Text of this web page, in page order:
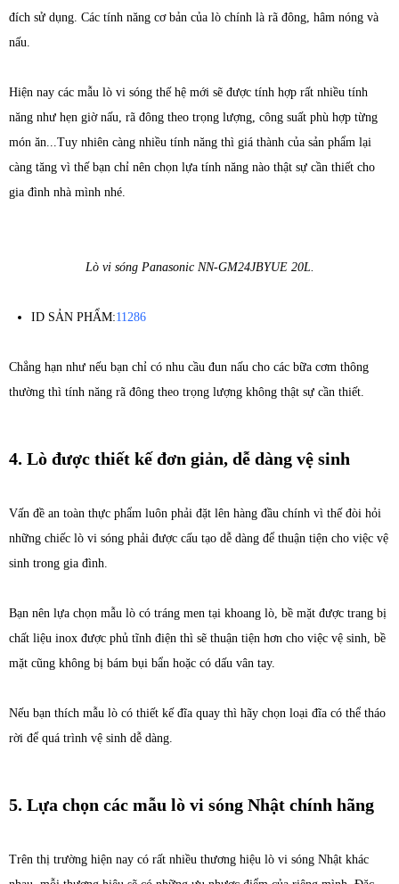
đích sử dụng. Các tính năng cơ bản của lò chính là rã đông, hâm nóng và
nấu.
Hiện nay các mẫu lò vi sóng thế hệ mới sẽ được tính hợp rất nhiều tính
năng như hẹn giờ nấu, rã đông theo trọng lượng, công suất phù hợp từng
món ăn...Tuy nhiên càng nhiều tính năng thì giá thành của sản phẩm lại
càng tăng vì thế bạn chỉ nên chọn lựa tính năng nào thật sự cần thiết cho
gia đình nhà mình nhé.
Lò vi sóng Panasonic NN-GM24JBYUE 20L.
ID SẢN PHẨM:11286
Chẳng hạn như nếu bạn chỉ có nhu cầu đun nấu cho các bữa cơm thông
thường thì tính năng rã đông theo trọng lượng không thật sự cần thiết.
4. Lò được thiết kế đơn giản, dễ dàng vệ sinh
Vấn đề an toàn thực phẩm luôn phải đặt lên hàng đầu chính vì thế đòi hỏi
những chiếc lò vi sóng phải được cấu tạo dễ dàng để thuận tiện cho việc vệ
sinh trong gia đình.
Bạn nên lựa chọn mẫu lò có tráng men tại khoang lò, bề mặt được trang bị
chất liệu inox được phủ tĩnh điện thì sẽ thuận tiện hơn cho việc vệ sinh, bề
mặt cũng không bị bám bụi bẩn hoặc có dấu vân tay.
Nếu bạn thích mẫu lò có thiết kế đĩa quay thì hãy chọn loại đĩa có thể tháo
rời để quá trình vệ sinh dễ dàng.
5. Lựa chọn các mẫu lò vi sóng Nhật chính hãng
Trên thị trường hiện nay có rất nhiều thương hiệu lò vi sóng Nhật khác